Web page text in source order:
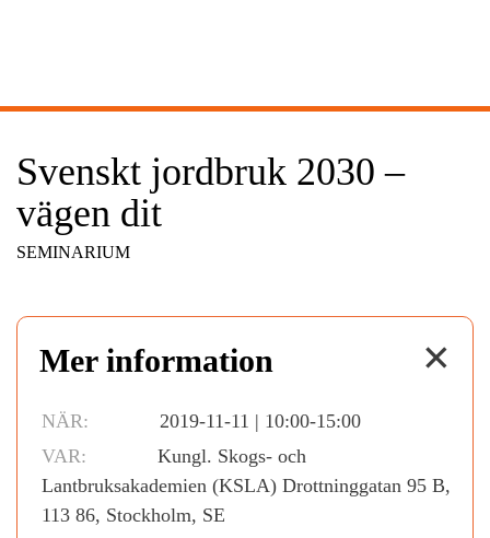
Svenskt jordbruk 2030 –
vägen dit
SEMINARIUM
✕
Mer information
NÄR:
2019-11-11 | 10:00-15:00
VAR:
Kungl. Skogs- och
Lantbruksakademien (KSLA) Drottninggatan 95 B,
113 86, Stockholm, SE